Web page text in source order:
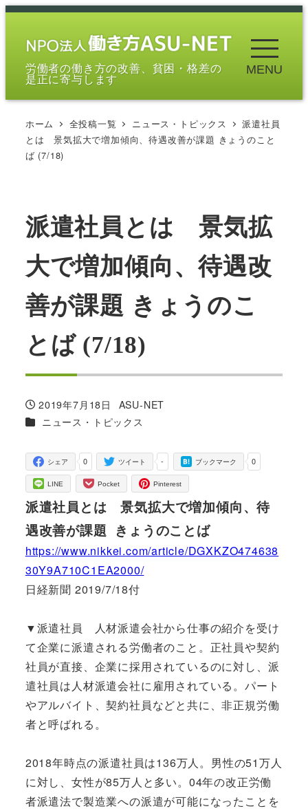
メ
労働者の働き方の改善、貧困・格差の
是正に寄与します
MENU
ホーム 全投稿一覧 ニュース・トピックス
派遣社員
とは 景気拡大で増加傾向、待遇改善が課題 きょうのこと
ば (7/18)
派遣社員とは 景気拡
大で増加傾向、待遇改
善が課題 きょうのこ
とば (7/18)
投稿日
2019年7月18日
著
者
ASU-NET
カテゴリー
ニュース・トピックス
0
シェア -
ツイート 0
ブックマーク
LINE Pocket Pinterest
派遣社員とは 景気拡大で増加傾向、待
遇改善が課題 きょうのことば
https://www.nikkei.com/article/DGXKZO474638
30Y9A710C1EA2000/
日経新聞 2019/7/18付
▼派遣社員 人材派遣会社から仕事の紹介を受け
て企業に派遣される労働者のこと。正社員や契約
社員が直接、企業に採用されているのに対し、派
遣社員は人材派遣会社に雇用されている。パート
やアルバイト、契約社員などと共に、非正規労働
者と呼ばれる。
2018年時点の派遣社員は136万人。男性の51万人
に対し、女性が85万人と多い。04年の改正労働
者派遣法で製造業への派遣が可能になったことを